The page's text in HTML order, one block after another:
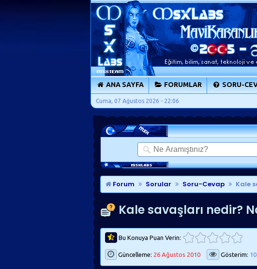
ANA SAYFA FORUMLAR SORU-
Cuma, 07 Ağustos 2026 - 22:06
Forum Sorular Soru-Cevap Kale
Kale savaşları nedir?
Bu Konuya Puan Verin:
Güncelleme: 26 Ağustos 2010 Gösterim: